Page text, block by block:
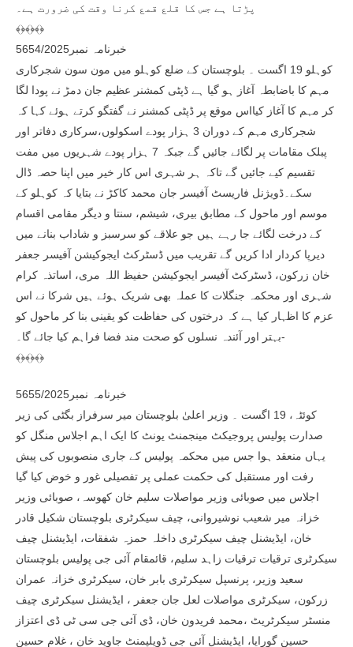
پڑتا ہے جس کا قلع قمع کرنا وقت کی ضرورت ہے۔
﴾﴿﴾﴿﴾﴿
خبرنامہ نمبر5654/2025
کوہلو 19 اگست ۔ بلوچستان کے ضلع کوہلو میں مون سون شجرکاری
مہم کا باضابطہ آغاز ہو گیا ہے ڈپٹی کمشنر عظیم جان دمڑ نے پودا لگا
کر مہم کا آغاز کیااس موقع پر ڈپٹی کمشنر نے گفتگو کرتے ہوئے کہا کہ
شجرکاری مہم کے دوران 3 ہزار پودے اسکولوں،سرکاری دفاتر اور
پبلک مقامات پر لگائے جائیں گے جبکہ 7 ہزار پودے شہریوں میں مفت
تقسیم کیے جائیں گے تاکہ ہر شہری اس کار خیر میں اپنا حصہ ڈال
سکے۔ڈویژنل فاریسٹ آفیسر جان محمد کاکڑ نے بتایا کہ کوہلو کے
موسم اور ماحول کے مطابق بیری، شیشم، سنتا و دیگر مقامی اقسام
کے درخت لگائے جا رہے ہیں جو علاقے کو سرسبز و شاداب بنانے میں
دیرپا کردار ادا کریں گے تقریب میں ڈسٹرکٹ ایجوکیشن آفیسر جعفر
خان زرکون، ڈسٹرکٹ آفیسر ایجوکیشن حفیظ اللہ مری، اساتذہ کرام
شہری اور محکمہ جنگلات کا عملہ بھی شریک ہوئے ہیں شرکا نے اس
عزم کا اظہار کیا ہے کہ درختوں کی حفاظت کو یقینی بنا کر ماحول کو
بہتر اور آئندہ نسلوں کو صحت مند فضا فراہم کیا جائے گا۔-
﴾﴿﴾﴿﴾﴿
خبرنامہ نمبر5655/2025
کوئٹہ، 19 اگست ۔ وزیر اعلیٰ بلوچستان میر سرفراز بگٹی کی زیر
صدارت پولیس پروجیکٹ مینجمنٹ یونٹ کا ایک اہم اجلاس منگل کو
یہاں منعقد ہوا جس میں محکمہ پولیس کے جاری منصوبوں کی پیش
رفت اور مستقبل کی حکمت عملی پر تفصیلی غور و خوض کیا گیا
اجلاس میں صوبائی وزیر مواصلات سلیم خان کھوسہ، صوبائی وزیر
خزانہ میر شعیب نوشیروانی، چیف سیکرٹری بلوچستان شکیل قادر
خان، ایڈیشنل چیف سیکرٹری داخلہ حمزہ شفقات، ایڈیشنل چیف
سیکرٹری ترقیات ترقیات زاہد سلیم، قائمقام آئی جی پولیس بلوچستان
سعید وزیر، پرنسپل سیکرٹری بابر خان، سیکرٹری خزانہ عمران
زرکون، سیکرٹری مواصلات لعل جان جعفر ، ایڈیشنل سیکرٹری چیف
منسٹر سیکرٹریٹ ،محمد فریدون خان، ڈی آئی جی سی ٹی ڈی اعتزاز
حسین گورایا، ایڈیشنل آئی جی ڈویلپمنٹ جاوید خان ، غلام حسین